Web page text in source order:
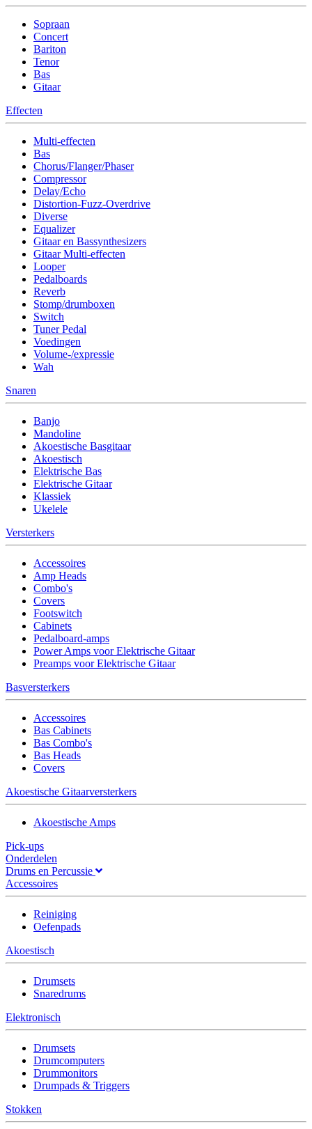
Sopraan
Concert
Bariton
Tenor
Bas
Gitaar
Effecten
Multi-effecten
Bas
Chorus/Flanger/Phaser
Compressor
Delay/Echo
Distortion-Fuzz-Overdrive
Diverse
Equalizer
Gitaar en Bassynthesizers
Gitaar Multi-effecten
Looper
Pedalboards
Reverb
Stomp/drumboxen
Switch
Tuner Pedal
Voedingen
Volume-/expressie
Wah
Snaren
Banjo
Mandoline
Akoestische Basgitaar
Akoestisch
Elektrische Bas
Elektrische Gitaar
Klassiek
Ukelele
Versterkers
Accessoires
Amp Heads
Combo's
Covers
Footswitch
Cabinets
Pedalboard-amps
Power Amps voor Elektrische Gitaar
Preamps voor Elektrische Gitaar
Basversterkers
Accessoires
Bas Cabinets
Bas Combo's
Bas Heads
Covers
Akoestische Gitaarversterkers
Akoestische Amps
Pick-ups
Onderdelen
Drums en Percussie
Accessoires
Reiniging
Oefenpads
Akoestisch
Drumsets
Snaredrums
Elektronisch
Drumsets
Drumcomputers
Drummonitors
Drumpads & Triggers
Stokken